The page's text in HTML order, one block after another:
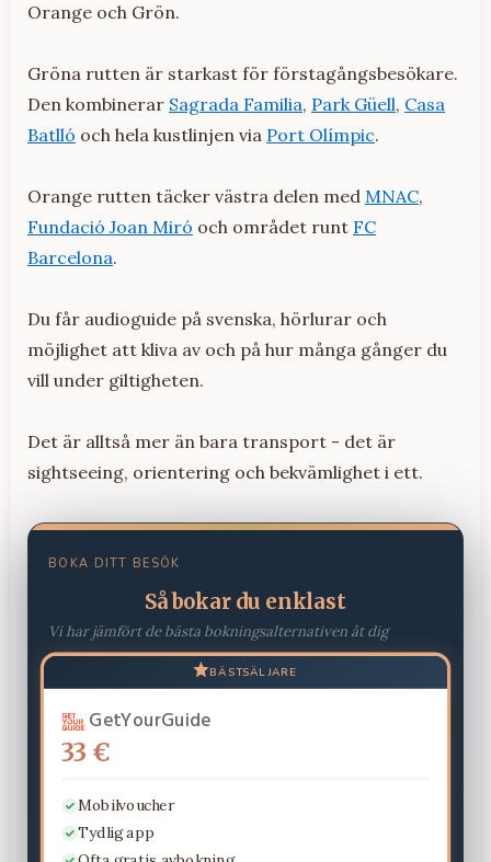
Orange och Grön.
Gröna rutten är starkast för förstagångsbesökare.
Den kombinerar Sagrada Familia, Park Güell, Casa
Batlló och hela kustlinjen via Port Olímpic.
Orange rutten täcker västra delen med MNAC,
Fundació Joan Miró och området runt FC
Barcelona.
Du får audioguide på svenska, hörlurar och
möjlighet att kliva av och på hur många gånger du
vill under giltigheten.
Det är alltså mer än bara transport - det är
sightseeing, orientering och bekvämlighet i ett.
BOKA DITT BESÖK
Så bokar du enklast
Vi har jämfört de bästa bokningsalternativen åt dig
BÄSTSÄLJARE
GetYourGuide
33 €
Mobilvoucher
Tydlig app